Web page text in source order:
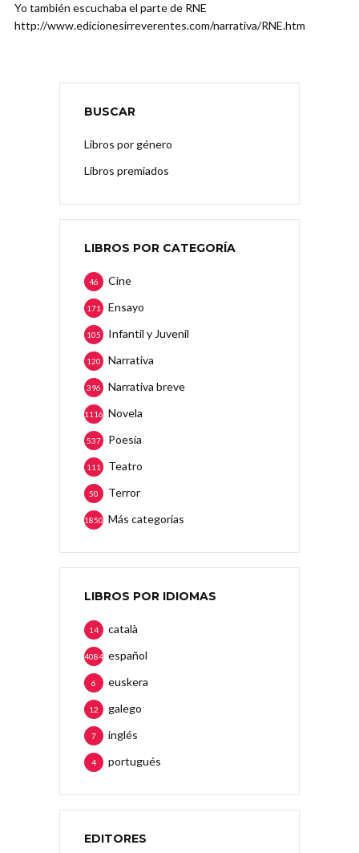
Yo también escuchaba el parte de RNE
http://www.edicionesirreverentes.com/narrativa/RNE.htm
BUSCAR
Libros por género
Libros premiados
LIBROS POR CATEGORÍA
Cine
46
Ensayo
171
Infantil y Juvenil
105
Narrativa
120
Narrativa breve
396
Novela
1116
Poesía
537
Teatro
111
Terror
50
Más categorias
1850
LIBROS POR IDIOMAS
català
14
español
4084
euskera
6
galego
12
inglés
7
portugués
4
EDITORES